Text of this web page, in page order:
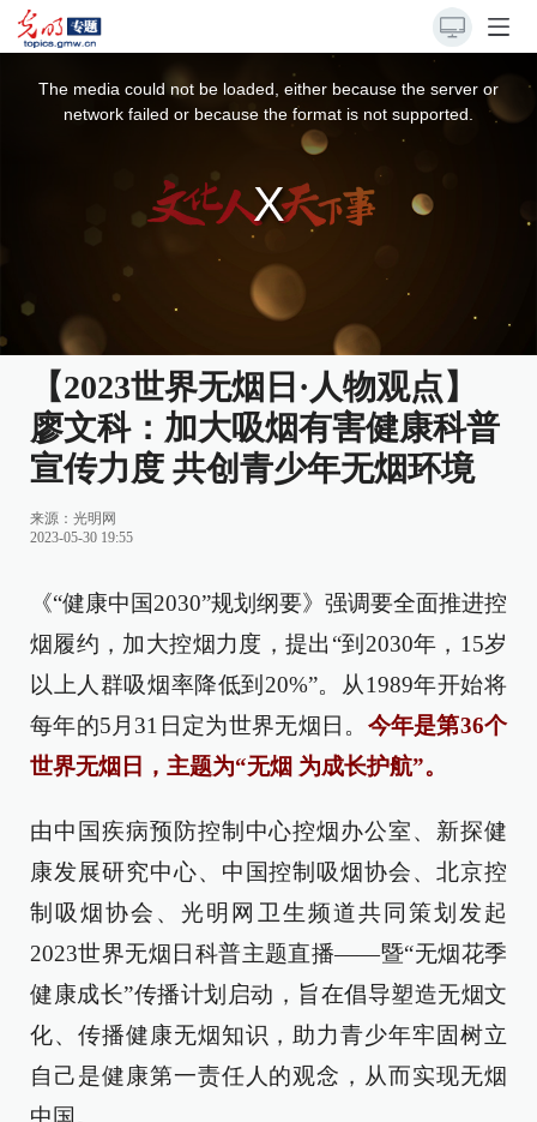
The media could not be loaded, either because the server or
network failed or because the format is not supported.
【2023世界无烟日·人物观点】
廖文科：加大吸烟有害健康科普
宣传力度 共创青少年无烟环境
来源： 光明网
2023-05-30 19:55
《“健康中国2030”规划纲要》强调要全面推进控
烟履约，加大控烟力度，提出“到2030年，15岁
以上人群吸烟率降低到20%”。从1989年开始将
每年的5月31日定为世界无烟日。 今年是第36个
世界无烟日，主题为“无烟 为成长护航”。
由中国疾病预防控制中心控烟办公室、新探健
康发展研究中心、中国控制吸烟协会、北京控
制吸烟协会、光明网卫生频道共同策划发起
2023世界无烟日科普主题直播——暨“无烟花季
健康成长”传播计划启动，旨在倡导塑造无烟文
化、传播健康无烟知识，助力青少年牢固树立
自己是健康第一责任人的观念，从而实现无烟
中国。